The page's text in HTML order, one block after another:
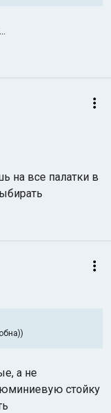
на все палатки в
а не
стойку